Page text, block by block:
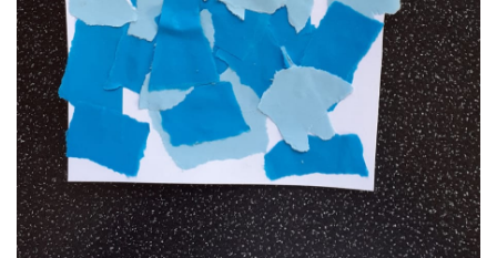
VZDĚLÁVACÍ BLOK ÚNOR
VZDĚLÁVACÍ BLOK BŘEZEN
VZDĚLÁVACÍ BLOK DUBEN
VÝTVARNÉ TECHNIKY